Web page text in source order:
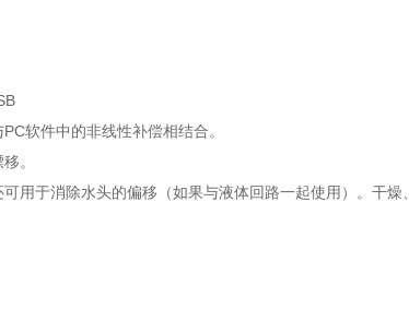
软件中的非线性补偿相结合。
。
用于消除水头的偏移（如果与液体回路一起使用）。干